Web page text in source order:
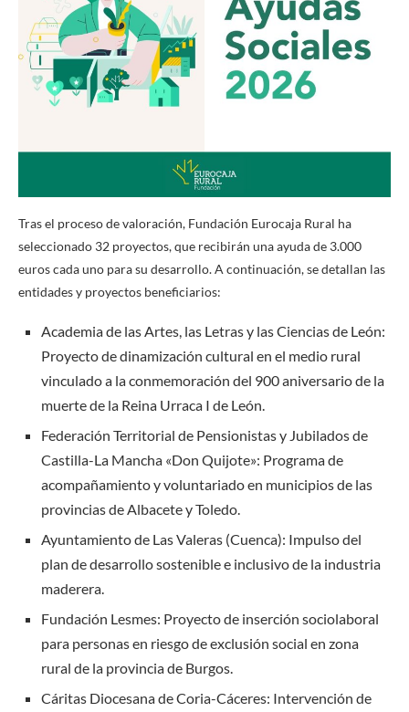
Tras el proceso de valoración, Fundación Eurocaja Rural ha
seleccionado 32 proyectos, que recibirán una ayuda de 3.000
euros cada uno para su desarrollo. A continuación, se detallan las
entidades y proyectos beneficiarios:
Academia de las Artes, las Letras y las Ciencias de León:
Proyecto de dinamización cultural en el medio rural
vinculado a la conmemoración del 900 aniversario de la
muerte de la Reina Urraca I de León.
Federación Territorial de Pensionistas y Jubilados de
Castilla-La Mancha «Don Quijote»: Programa de
acompañamiento y voluntariado en municipios de las
provincias de Albacete y Toledo.
Ayuntamiento de Las Valeras (Cuenca): Impulso del
plan de desarrollo sostenible e inclusivo de la industria
maderera.
Fundación Lesmes: Proyecto de inserción sociolaboral
para personas en riesgo de exclusión social en zona
rural de la provincia de Burgos.
Cáritas Diocesana de Coria-Cáceres: Intervención de